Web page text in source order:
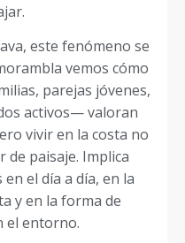
este fenómeno se
vemos cómo
parejas jóvenes,
activos— valoran
vivir en la costa no
de paisaje. Implica
el día a día, en la
y en la forma de
el entorno.